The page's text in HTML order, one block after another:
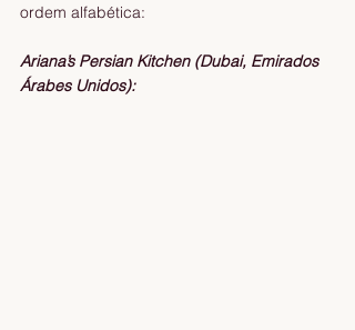
ordem alfabética:
Ariana’s Persian Kitchen (Dubai, Emirados
Árabes Unidos):